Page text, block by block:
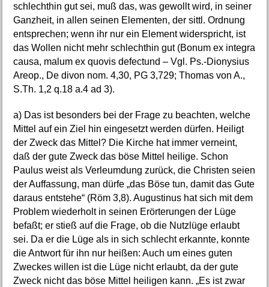
schlechthin gut sei, muß das, was gewollt wird, in seiner
Ganzheit, in allen seinen Elementen, der sittl. Ordnung
entsprechen; wenn ihr nur ein Element widerspricht, ist
das Wollen nicht mehr schlechthin gut (Bonum ex integra
causa, malum ex quovis defectund – Vgl. Ps.-Dionysius
Areop., De divon nom. 4,30, PG 3,729; Thomas von A.,
S.Th. 1,2 q.18 a.4 ad 3).
a) Das ist besonders bei der Frage zu beachten, welche
Mittel auf ein Ziel hin eingesetzt werden dürfen. Heiligt
der Zweck das Mittel? Die Kirche hat immer verneint,
daß der gute Zweck das böse Mittel heilige. Schon
Paulus weist als Verleumdung zurück, die Christen seien
der Auffassung, man dürfe „das Böse tun, damit das Gute
daraus entstehe“ (Röm 3,8). Augustinus hat sich mit dem
Problem wiederholt in seinen Erörterungen der Lüge
befaßt; er stieß auf die Frage, ob die Nutzlüge erlaubt
sei. Da er die Lüge als in sich schlecht erkannte, konnte
die Antwort für ihn nur heißen: Auch um eines guten
Zweckes willen ist die Lüge nicht erlaubt, da der gute
Zweck nicht das böse Mittel heiligen kann. „Es ist zwar